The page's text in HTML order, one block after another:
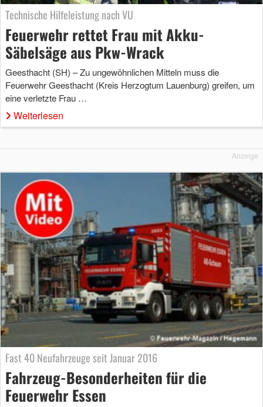
Technische Hilfeleistung nach VU
Feuerwehr rettet Frau mit Akku-
Säbelsäge aus Pkw-Wrack
Geesthacht (SH) – Zu ungewöhnlichen Mitteln muss die
Feuerwehr Geesthacht (Kreis Herzogtum Lauenburg) greifen, um
eine verletzte Frau …
Weiterlesen
Anzeige
Fast 40 Neufahrzeuge seit Januar 2016
Fahrzeug-Besonderheiten für die
Feuerwehr Essen